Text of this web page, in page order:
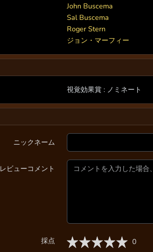
John Buscema
Sal Buscema
Roger Stern
ジョン・マーフィー
視覚効果賞 : ノミネート
ニックネーム
レビューコメント
採点 0